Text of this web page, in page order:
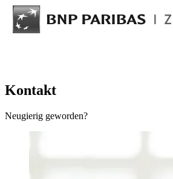
Kontakt
Neugierig geworden?